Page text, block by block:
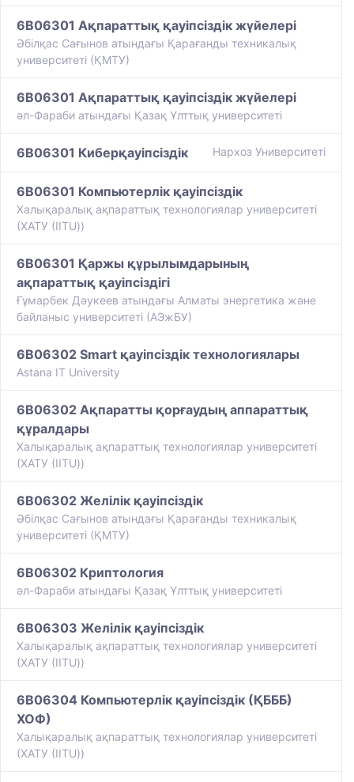
6B06301 Ақпараттық қауіпсіздік жүйелері
Әбілқас Сағынов атындағы Қарағанды техникалық
университеті (ҚМТУ)
6B06301 Ақпараттық қауіпсіздік жүйелері
әл-Фараби атындағы Қазақ Ұлттық университеті
6B06301 Киберқауіпсіздік Нархоз Университеті
6B06301 Компьютерлік қауіпсіздік
Халықаралық ақпараттық технологиялар университеті
(ХАТУ (IITU))
6B06301 Қаржы құрылымдарының
ақпараттық қауіпсіздігі
Ғұмарбек Дәукеев атындағы Алматы энергетика және
байланыс университеті (АЭжБУ)
6B06302 Smart қауіпсіздік технологиялары
Astana IT University
6B06302 Ақпаратты қорғаудың аппараттық
құралдары
Халықаралық ақпараттық технологиялар университеті
(ХАТУ (IITU))
6B06302 Желілік қауіпсіздік
Әбілқас Сағынов атындағы Қарағанды техникалық
университеті (ҚМТУ)
6B06302 Криптология
әл-Фараби атындағы Қазақ Ұлттық университеті
6B06303 Желілік қауіпсіздік
Халықаралық ақпараттық технологиялар университеті
(ХАТУ (IITU))
6B06304 Компьютерлік қауіпсіздік (ҚБББ)
ХОФ)
Халықаралық ақпараттық технологиялар университеті
(ХАТУ (IITU))